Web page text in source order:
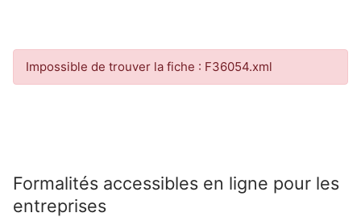
Impossible de trouver la fiche : F36054.xml
Formalités accessibles en ligne pour les
entreprises